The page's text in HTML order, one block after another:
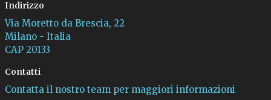
Indirizzo
Via Moretto da Brescia, 22
Milano - Italia
CAP 20133
Contatti
Contatta il nostro team per maggiori informazioni